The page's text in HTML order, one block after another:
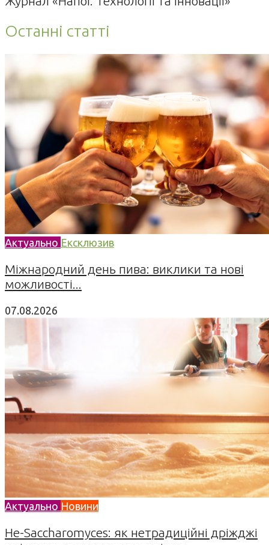
Останні статті
Актуально Ексклюзив
Міжнародний день пива: виклики та нові
можливості...
07.08.2026
Актуально Новини
Не-Saccharomyces: як нетрадиційні дріжджі